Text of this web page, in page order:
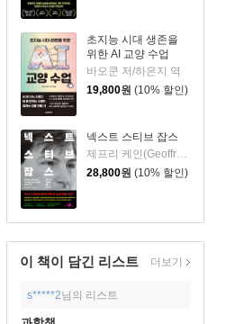
초지능 시대 생존을
위한 AI 교양 수업
바오쿤 저/하은지 역
19,800원 (10% 할인)
넥스트 스티브 잡스
28,800원 (10% 할인)
이 책이 담긴 리스트 더보기
s*****2님의 리스트